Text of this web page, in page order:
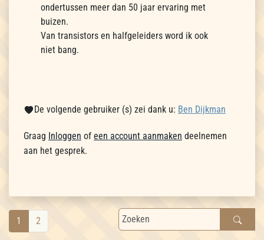
ondertussen meer dan 50 jaar ervaring met
buizen.
Van transistors en halfgeleiders word ik ook
niet bang.
De volgende gebruiker (s) zei dank u: Ben Dijkman
Graag Inloggen of een account aanmaken deelnemen
aan het gesprek.
1 2